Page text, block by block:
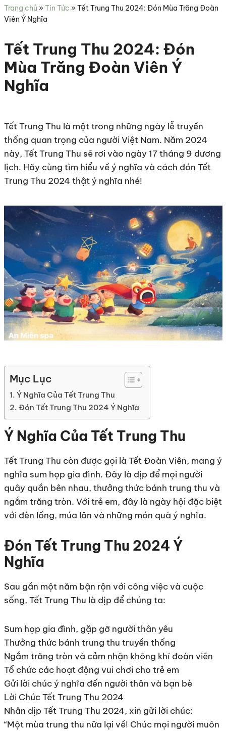
sức
khỏe
Trang chủ »Tin Tức »Tết Trung Thu 2024: Đón Mùa Trăng Đoàn
Viên Ý Nghĩa
Tết Trung Thu 2024: Đón
Mùa Trăng Đoàn Viên Ý
Nghĩa
Tết Trung Thu là một trong những ngày lễ truyền
thống quan trọng của người Việt Nam. Năm 2024
này, Tết Trung Thu sẽ rơi vào ngày 17 tháng 9 dương
lịch. Hãy cùng tìm hiểu về ý nghĩa và cách đón Tết
Trung Thu 2024 thật ý nghĩa nhé!
Mục Lục
Ý Nghĩa Của Tết Trung Thu
Đón Tết Trung Thu 2024 Ý Nghĩa
Ý Nghĩa Của Tết Trung Thu
Tết Trung Thu còn được gọi là Tết Đoàn Viên, mang ý
nghĩa sum họp gia đình. Đây là dịp để mọi người
quây quần bên nhau, thưởng thức bánh trung thu và
ngắm trăng tròn. Với trẻ em, đây là ngày hội đặc biệt
với đèn lồng, múa lân và những món quà ý nghĩa.
Đón Tết Trung Thu 2024 Ý
Nghĩa
Sau gần một năm bận rộn với công việc và cuộc
sống, Tết Trung Thu là dịp để chúng ta:
Sum họp gia đình, gặp gỡ người thân yêu
Thưởng thức bánh trung thu truyền thống
Ngắm trăng tròn và cảm nhận không khí đoàn viên
Tổ chức các hoạt động vui chơi cho trẻ em
Gửi lời chúc ý nghĩa đến người thân và bạn bè
Lời Chúc Tết Trung Thu 2024
Nhân dịp Tết Trung Thu 2024, xin gửi lời chúc:
“Một mùa trung thu nữa lại về! Chúc mọi người muôn